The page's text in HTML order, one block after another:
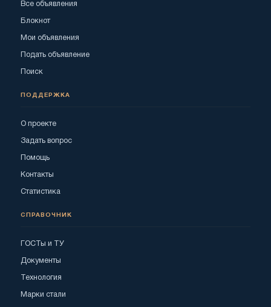
Все объявления
Блокнот
Мои объявления
Подать объявление
Поиск
ПОДДЕРЖКА
О проекте
Задать вопрос
Помощь
Контакты
Статистика
СПРАВОЧНИК
ГОСТы и ТУ
Документы
Технология
Марки стали